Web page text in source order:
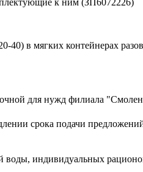
40) в мягких контейнерах
для нужд филиала
срока подачи
воды, индивидуальных